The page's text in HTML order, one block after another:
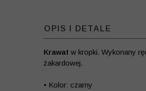
OPIS I DETALE
Krawat w kropki. Wykonany
żakardowej.
• Kolor: czarny